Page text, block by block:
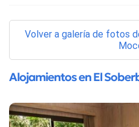
Volver a galería de fotos
Alojamientos en El